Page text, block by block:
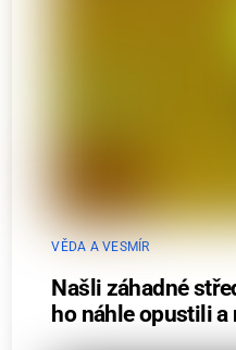
VĚDA A VESMÍR
Našli záhadné
ho náhle opustili